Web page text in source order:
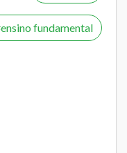
ensino fundamental